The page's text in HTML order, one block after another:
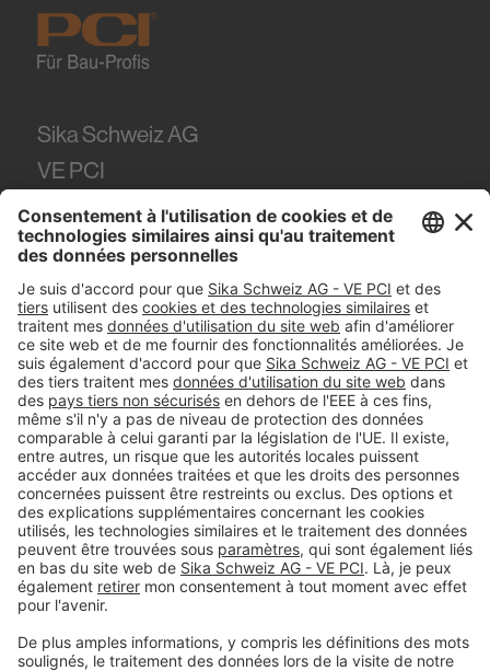
Sika Schweiz AG
VE PCI
Tüffenwies 16
8048Zürich
Tel. +41 (58) 436 21 21
#PCI
Colophon